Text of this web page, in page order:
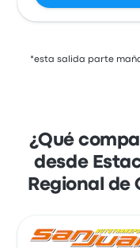
*esta salida parte
¿Qué
desde
Regional de